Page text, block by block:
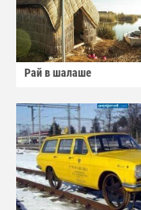
Рай в шалаше